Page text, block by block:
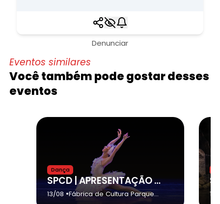
Denunciar
Eventos similares
Você também pode gostar desses
eventos
Dança
SPCD | APRESENTAÇÃO NA FÁBRICA DE CULTURA PARQUE BELÉM - SÃO PAULO/SP
13/08 •Fábrica de Cultura Parque